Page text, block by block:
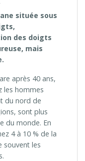
située sous
des doigts
, mais
après 40 ans,
les hommes
du nord de
sont plus
du monde. En
4 à 10 % de la
souvent les